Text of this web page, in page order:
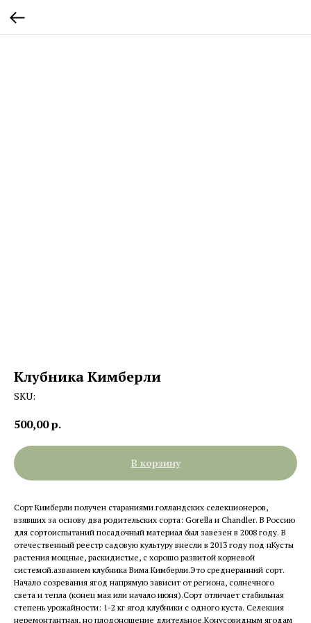
Клубника Кимберли
SKU:
500,00р.
В корзину
Сорт Кимберли получен стараниями голландских селекционеров,
взявших за основу два родительских сорта: Gorella и Chandler. В Россию
для сортоиспытаний посадочный материал был завезен в 2008 году. В
отечественный реестр садовую культуру внесли в 2013 году под нКусты
растения мощные, раскидистые, с хорошо развитой корневой
системой.азванием клубника Вима Кимберли.Это среднеранний сорт.
Начало созревания ягод напрямую зависит от региона, солнечного
света и тепла (конец мая или начало июня).Сорт отличает стабильная
степень урожайности: 1-2 кг ягод клубники с одного куста. Селекция
неремонтантная, но плодоношение длительное.Конусовидным ягодам